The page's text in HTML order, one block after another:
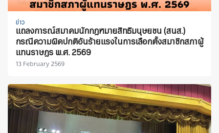
ข่าว
แถลงการณ์สมาคมนักกฎหมายสิทธิมนุษยชน (สนส.)
กรณีความผิดปกติอันร้ายแรงในการเลือกตั้งสมาชิกสภาผู้
แทนราษฎร พ.ศ. 2569
13 February 2569